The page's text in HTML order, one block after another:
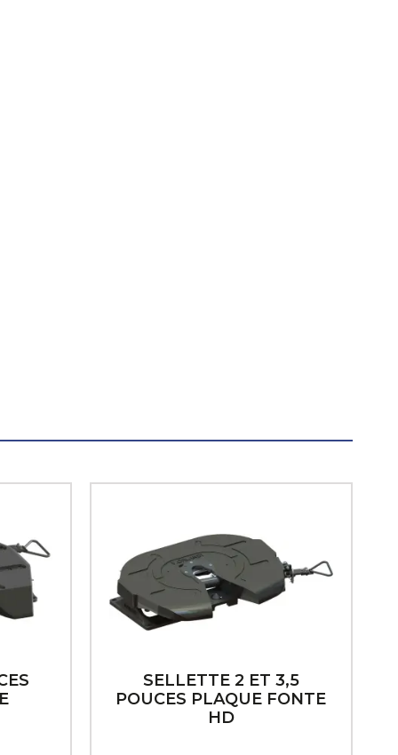
SELLETTE 2 ET 3,5
POUCES PLAQUE FONTE
HD